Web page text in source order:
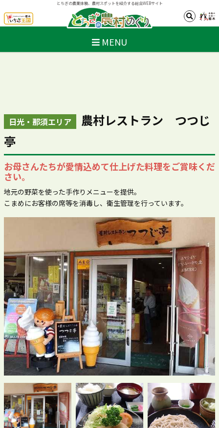
とちぎの農業体験、農村スポットを紹介する総合WEBサイト
MENU
日光・那須エリア
農村レストラン つつじ
亭
お母さんたちが愛情込めて仕上げた料理をご賞味くだ
さい。
地元の野菜を使った手作りメニューを提供。
こまめにお客様の席等を消毒し、衛生管理を行っています。